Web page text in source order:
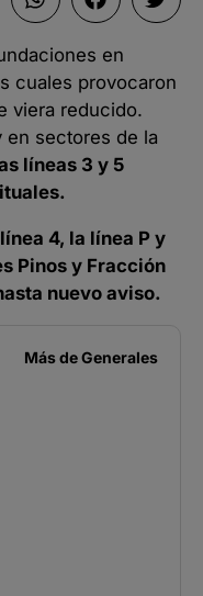
en
cuales provocaron
viera reducido.
en sectores de la
líneas 3 y 5
4, la línea P y
Pinos y Fracción
nuevo aviso.
Más deGenerales